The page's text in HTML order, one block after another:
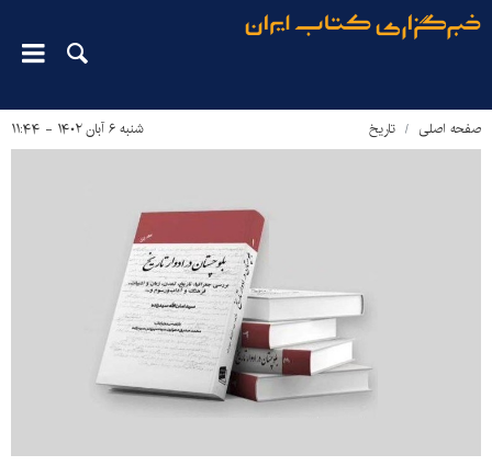
صفحه اصلی تاریخ شنبه ۶ آبان ۱۴۰۲ - ۱۱:۴۴